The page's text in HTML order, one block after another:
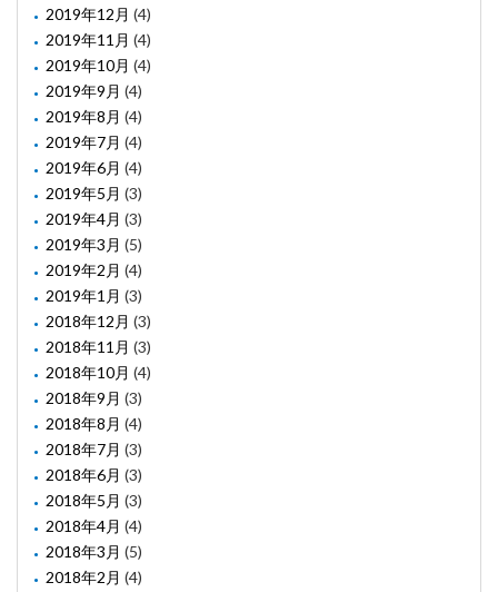
2019年12月 (4)
2019年11月 (4)
2019年10月 (4)
2019年9月 (4)
2019年8月 (4)
2019年7月 (4)
2019年6月 (4)
2019年5月 (3)
2019年4月 (3)
2019年3月 (5)
2019年2月 (4)
2019年1月 (3)
2018年12月 (3)
2018年11月 (3)
2018年10月 (4)
2018年9月 (3)
2018年8月 (4)
2018年7月 (3)
2018年6月 (3)
2018年5月 (3)
2018年4月 (4)
2018年3月 (5)
2018年2月 (4)